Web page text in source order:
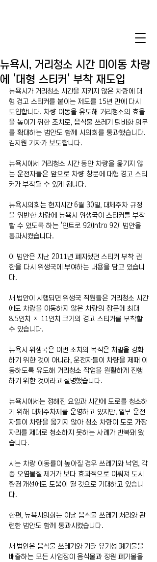
뉴욕시, 거리청소 시간 미이동 차량
에 '대형 스티커' 부착 재도입
뉴욕시가 거리청소 시간을 지키지 않은 차량에 대
형 경고 스티커를 붙이는 제도를 15년 만에 다시
도입합니다. 차량 이동을 유도해 거리청소의 효율
을 높이기 위한 조치로, 음식물 쓰레기 퇴비화 의무
를 확대하는 법안도 함께 시의회를 통과했습니다.
김지원 기자가 보도합니다.
뉴욕시에서 거리청소 시간 동안 차량을 옮기지 않
는 운전자들은 앞으로 차량 창문에 대형 경고 스티
커가 부착될 수 있게 됩니다.
뉴욕시의회는 현지시간 6월 30일, 대체주차 규정
을 위반한 차량에 뉴욕시 위생국이 스티커를 부착
할 수 있도록 하는 '인트로 92(Intro 92)' 법안을
통과시켰습니다.
이 법안은 지난 2011년 폐지됐던 스티커 부착 권
한을 다시 위생국에 부여하는 내용을 담고 있습니
다.
새 법안이 시행되면 위생국 직원들은 거리청소 시간
에도 차량을 이동하지 않은 차량의 창문에 최대
8.5인치 × 11인치 크기의 경고 스티커를 부착할
수 있습니다.
뉴욕시 위생국은 이번 조치의 목적은 처벌을 강화
하기 위한 것이 아니라, 운전자들이 차량을 제때 이
동하도록 유도해 거리청소 작업을 원활하게 진행
하기 위한 것이라고 설명했습니다.
뉴욕시에서는 정해진 요일과 시간에 도로를 청소하
기 위해 대체주차제를 운영하고 있지만, 일부 운전
자들이 차량을 옮기지 않아 청소 차량이 도로 가장
자리를 제대로 청소하지 못하는 사례가 반복돼 왔
습니다.
시는 차량 이동률이 높아질 경우 쓰레기와 낙엽, 각
종 오염물질 제거가 보다 효과적으로 이뤄져 도시
환경 개선에도 도움이 될 것으로 기대하고 있습니
다.
한편, 뉴욕시의회는 이날 음식물 쓰레기 처리와 관
련한 법안도 함께 통과시켰습니다.
새 법안은 음식물 쓰레기와 기타 유기성 폐기물을
배출하는 모든 사업장이 음식물과 정원 폐기물을